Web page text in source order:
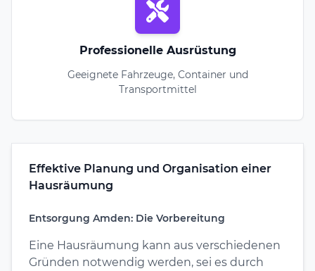
Professionelle Ausrüstung
Geeignete Fahrzeuge, Container und
Transportmittel
Effektive Planung und Organisation einer
Hausräumung
Entsorgung Amden: Die Vorbereitung
Eine Hausräumung kann aus verschiedenen
Gründen notwendig werden, sei es durch